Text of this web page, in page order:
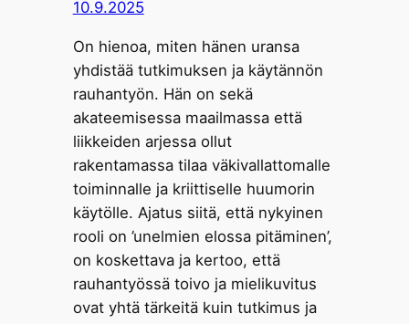
10.9.2025
On hienoa, miten hänen uransa
yhdistää tutkimuksen ja käytännön
rauhantyön. Hän on sekä
akateemisessa maailmassa että
liikkeiden arjessa ollut
rakentamassa tilaa väkivallattomalle
toiminnalle ja kriittiselle huumorin
käytölle. Ajatus siitä, että nykyinen
rooli on ’unelmien elossa pitäminen’,
on koskettava ja kertoo, että
rauhantyössä toivo ja mielikuvitus
ovat yhtä tärkeitä kuin tutkimus ja